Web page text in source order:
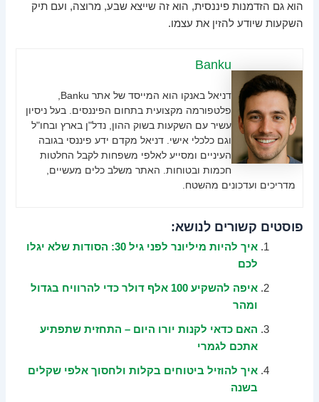
הוא גם הזדמנות פיננסית, הוא זה שייצא שבע, מרוצה, ועם תיק
השקעות שיודע להזין את עצמו.
Banku
דניאל באנקו הוא המייסד של אתר Banku,
פלטפורמה מקצועית בתחום הפיננסים. בעל ניסיון
עשיר עם השקעות בשוק ההון, נדל"ן בארץ ובחו"ל
וגם כלכלי אישי. דניאל מקדם ידע פיננסי בגובה
העיניים ומסייע לאלפי משפחות לקבל החלטות
חכמות ובטוחות. האתר משלב כלים מעשיים,
מדריכים ועדכונים מהשטח.
פוסטים קשורים לנושא:
איך להיות מיליונר לפני גיל 30: הסודות שלא יגלו
לכם
איפה להשקיע 100 אלף דולר כדי להרוויח בגדול
ומהר
האם כדאי לקנות יורו היום – התחזית שתפתיע
אתכם לגמרי
איך להוזיל ביטוחים בקלות ולחסוך אלפי שקלים
בשנה